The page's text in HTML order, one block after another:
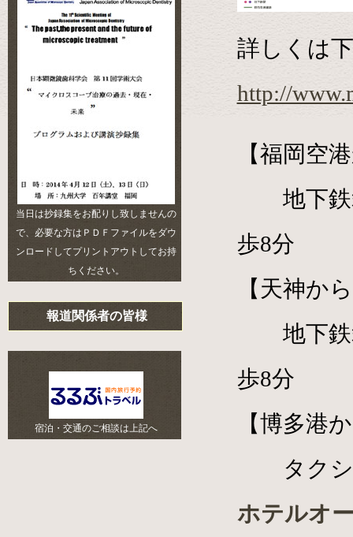
詳しくは
http://
【福岡空
地下鉄
歩8分
【天神か
地下鉄
歩8分
【博多港
タクシ
ホテルオ
当日は抄録集をお配りし致しませんの
で、必要な方はＰＤＦファイルをダウ
ンロードしてプリントアウトしてお持
ちください。
報道関係者の皆様
宿泊・交通のご相談は上記へ